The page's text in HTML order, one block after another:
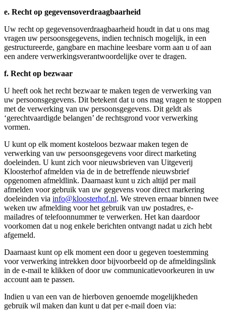
e. Recht op gegevensoverdraagbaarheid
Uw recht op gegevensoverdraagbaarheid houdt in dat u ons mag
vragen uw persoonsgegevens, indien technisch mogelijk, in een
gestructureerde, gangbare en machine leesbare vorm aan u of aan
een andere verwerkingsverantwoordelijke over te dragen.
f. Recht op bezwaar
U heeft ook het recht bezwaar te maken tegen de verwerking van
uw persoonsgegevens. Dit betekent dat u ons mag vragen te stoppen
met de verwerking van uw persoonsgegevens. Dit geldt als
‘gerechtvaardigde belangen’ de rechtsgrond voor verwerking
vormen.
U kunt op elk moment kosteloos bezwaar maken tegen de
verwerking van uw persoonsgegevens voor direct marketing
doeleinden. U kunt zich voor nieuwsbrieven van Uitgeverij
Kloosterhof afmelden via de in de betreffende nieuwsbrief
opgenomen afmeldlink. Daarnaast kunt u zich altijd per mail
afmelden voor gebruik van uw gegevens voor direct markering
doeleinden via info@kloosterhof.nl. We streven ernaar binnen twee
weken uw afmelding voor het gebruik van uw postadres, e-
mailadres of telefoonnummer te verwerken. Het kan daardoor
voorkomen dat u nog enkele berichten ontvangt nadat u zich hebt
afgemeld.
Daarnaast kunt op elk moment een door u gegeven toestemming
voor verwerking intrekken door bijvoorbeeld op de afmeldingslink
in de e-mail te klikken of door uw communicatievoorkeuren in uw
account aan te passen.
Indien u van een van de hierboven genoemde mogelijkheden
gebruik wil maken dan kunt u dat per e-mail doen via: